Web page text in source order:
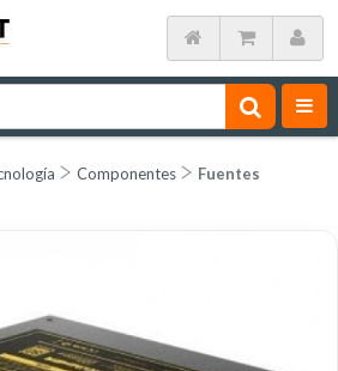
Componentes Fuentes